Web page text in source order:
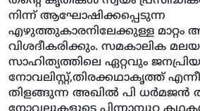
നിന്ന് ആഘോഷിക്കപ്പെടുന്ന
എഴുത്തുകാരനിലേക്കുള്ള മാറ്റം
വിശദീകരിക്കും. സമകാലിക
സാഹിത്യത്തിലെ ഏറ്റവും
നോവലിസ്റ്റ്,തിരക്കഥാകൃത്ത്
തിളങ്ങുന്ന അഖില്‍ പി ധര്‍മജന്‍